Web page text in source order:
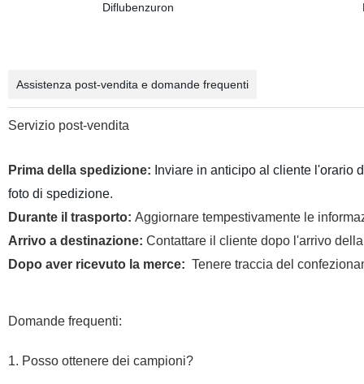
Assistenza post-vendita e domande frequenti
Servizio post-vendita
Prima della spedizione: Inviare in anticipo al cliente l'orario
foto di spedizione.
Durante il trasporto: Aggiornare tempestivamente le
Arrivo a destinazione: Contattare il cliente dopo l'arrivo
Dopo aver ricevuto la merce: Tenere traccia del
Domande frequenti:
1. Posso ottenere dei campioni?